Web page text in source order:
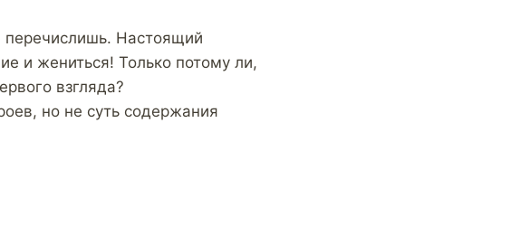
Настоящий
и жениться! Только потому ли,
взгляда?
но не суть содержания